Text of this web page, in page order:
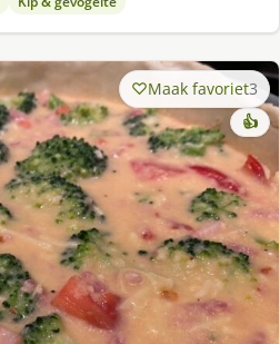
Maak favoriet3
👍